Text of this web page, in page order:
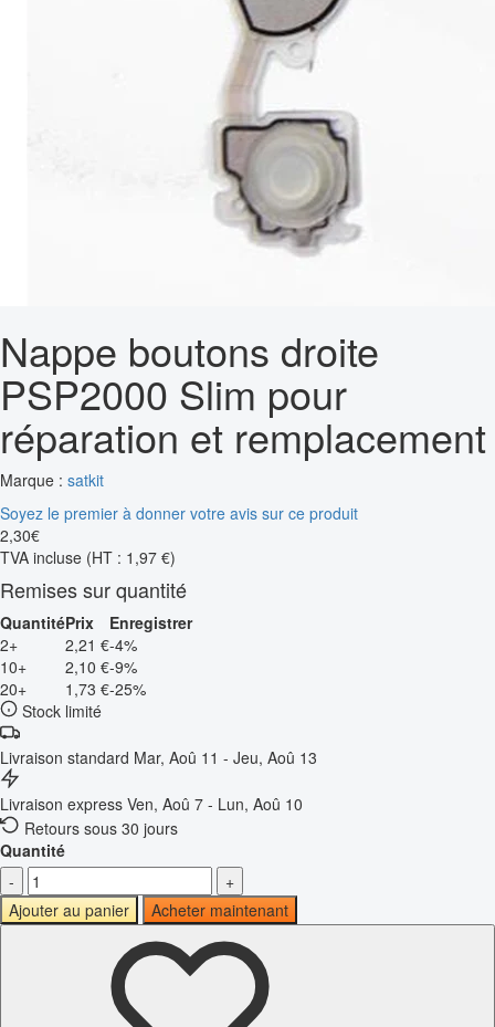
Nappe boutons droite
PSP2000 Slim pour
réparation et remplacement
Marque : satkit
Soyez le premier à donner votre avis sur ce produit
2,30€
TVA incluse (HT : 1,97 €)
Remises sur quantité
QuantitéPrix
Enregistrer
2+
2,21 €-4%
10+
2,10 €-9%
20+
1,73 €-25%
Stock limité
Livraison standard Mar, Aoû 11 - Jeu, Aoû 13
Livraison express Ven, Aoû 7 - Lun, Aoû 10
Retours sous 30 jours
Quantité
-
+
Ajouter au panier
Acheter maintenant